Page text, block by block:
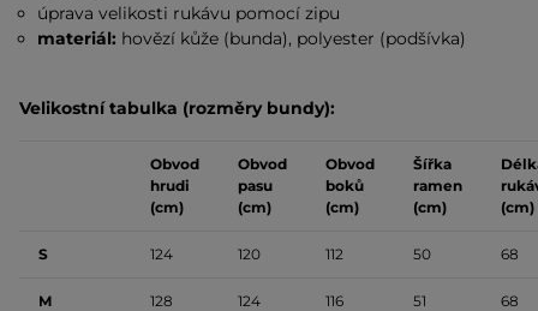
úprava velikosti rukávu pomocí zipu
materiál: hovězí kůže (bunda), polyester (podšívka)
Velikostní tabulka (rozměry bundy):
Obvod
hrudi
(cm)
Obvod
pasu
(cm)
Obvod
boků
(cm)
Šířka
ramen
(cm)
(cm)
S 124 120 112 50 68
M 128 124 116 51 68